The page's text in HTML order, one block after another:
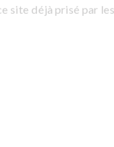
site déjà prisé par